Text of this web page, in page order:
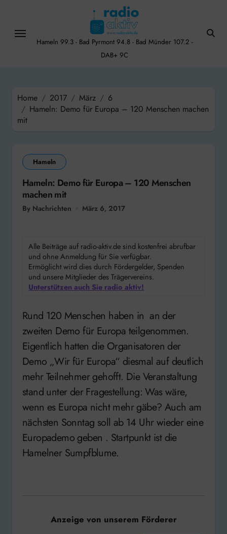
content
Hameln 99.3 - Bad Pyrmont 94.8 - Bad Münder 107.2 -
DAB+ 9C
Home 2017 März
6
Hameln: Demo für Europa – 120 Menschen machen
mit
Hameln
Hameln: Demo für Europa – 120 Menschen
machen mit
By Nachrichten März 6, 2017
Alle Beiträge auf radio-aktiv.de sind kostenfrei abrufbar
und ohne Anmeldung für Sie verfügbar.
Ermöglicht wird dies durch Fördergelder, Spenden
und unsere Mitglieder des Trägervereins.
Unterstützen auch Sie radio aktiv!
Rund 120 Menschen haben in an der
zweiten Demo für Europa teilgenommen.
Eigentlich hatten die Organisatoren der
Demo „Wir für Europa“ diesmal auf deutlich
mehr Teilnehmer gehofft. Die Veranstaltung
stand unter der Fragestellung: Was wäre,
wenn es Europa nicht mehr gäbe? Auch am
nächsten Sonntag soll ab 14 Uhr wieder eine
Europademo geben . Startpunkt ist die
Hamelner Sumpfblume.
Anzeige von unserem Förderer